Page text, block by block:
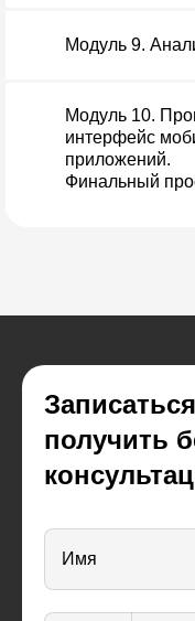
Модуль 9.
Модуль 10.
интерфейс
приложений.
Финальный
получить
Имя